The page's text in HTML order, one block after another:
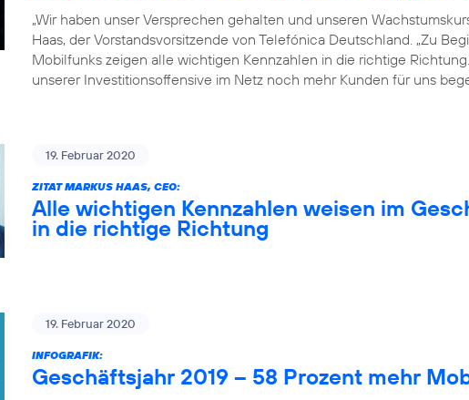
„Wir haben unser Versprechen gehalten und unseren
Haas, der Vorstandsvorsitzende von Telefónica Deutschland. „Zu
Mobilfunks zeigen alle wichtigen Kennzahlen in die richtige
unserer Investitionsoffensive im Netz noch mehr Kunden für uns
19. Februar 2020
ZITAT MARKUS HAAS, CEO:
Alle wichtigen Kennzahlen weisen im
in die richtige Richtung
19. Februar 2020
INFOGRAFIK:
Geschäftsjahr 2019 – 58 Prozent mehr